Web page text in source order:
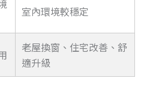
室內環境較穩定
老屋換窗、住宅改善、舒
適升級